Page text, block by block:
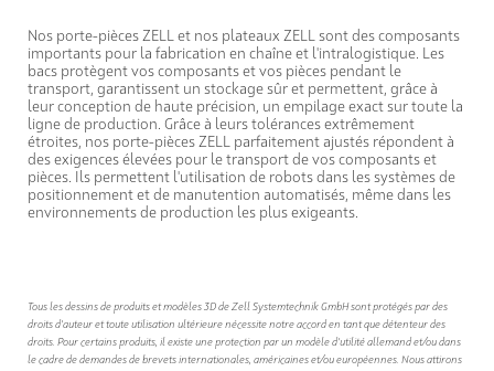
Nos porte-pièces ZELL et nos plateaux ZELL sont des composants
importants pour la fabrication en chaîne et l'intralogistique. Les
bacs protègent vos composants et vos pièces pendant le
transport, garantissent un stockage sûr et permettent, grâce à
leur conception de haute précision, un empilage exact sur toute la
ligne de production. Grâce à leurs tolérances extrêmement
étroites, nos porte-pièces ZELL parfaitement ajustés répondent à
des exigences élevées pour le transport de vos composants et
pièces. Ils permettent l'utilisation de robots dans les systèmes de
positionnement et de manutention automatisés, même dans les
environnements de production les plus exigeants.
Tous les dessins de produits et modèles 3D de Zell Systemtechnik GmbH sont protégés par des
droits d'auteur et toute utilisation ultérieure nécessite notre accord en tant que détenteur des
droits. Pour certains produits, il existe une protection par un modèle d'utilité allemand et/ou dans
le cadre de demandes de brevets internationales, américaines et/ou européennes. Nous attirons